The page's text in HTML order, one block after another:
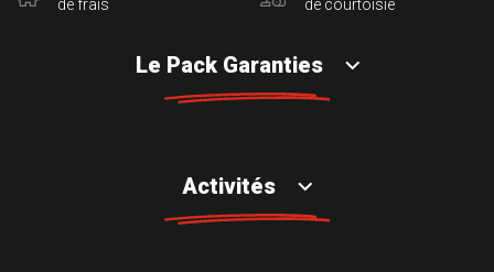
de frais
de courtoisie
Le Pack Garanties
Activités